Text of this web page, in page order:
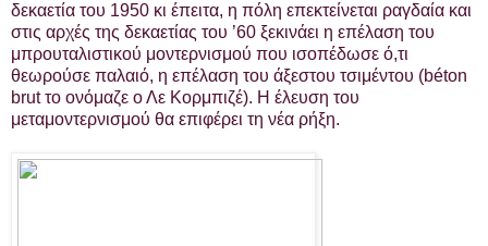
δεκαετία του 1950 κι έπειτα, η πόλη επεκτείνεται ραγδαία και
στις αρχές της δεκαετίας του ’60 ξεκινάει η επέλαση του
μπρουταλιστικού μοντερνισμού που ισοπέδωσε ό,τι
θεωρούσε παλαιό, η επέλαση του άξεστου τσιμέντου (béton
brut το ονόμαζε ο Λε Κορμπιζέ). Η έλευση του
μεταμοντερνισμού θα επιφέρει τη νέα ρήξη.